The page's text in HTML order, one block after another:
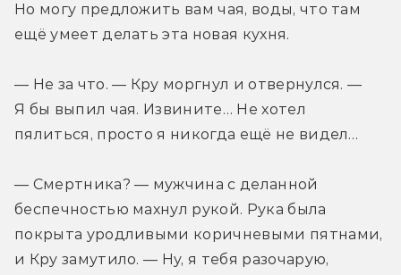
Но могу предложить вам чая, воды, что там
ещё умеет делать эта новая кухня.
— Не за что. — Кру моргнул и отвернулся. —
Я бы выпил чая. Извините… Не хотел
пялиться, просто я никогда ещё не видел…
— Смертника? — мужчина с деланной
беспечностью махнул рукой. Рука была
покрыта уродливыми коричневыми пятнами,
и Кру замутило. — Ну, я тебя разочарую,